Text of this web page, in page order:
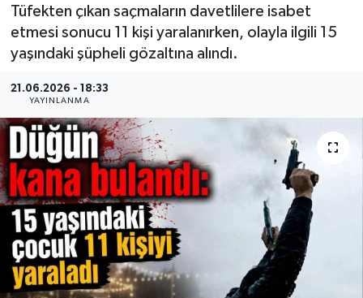
Tüfekten çıkan saçmaların davetlilere isabet
etmesi sonucu 11 kişi yaralanırken, olayla ilgili 15
yaşındaki şüpheli gözaltına alındı.
21.06.2026 - 18:33
YAYINLANMA
E-Gazete
Haber Arşivi